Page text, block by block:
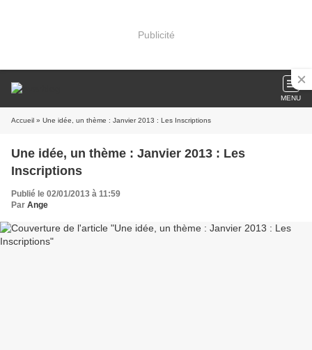
Publicité
MENU
Accueil » Une idée, un thème : Janvier 2013 : Les Inscriptions
Une idée, un thème : Janvier 2013 : Les
Inscriptions
Publié le 02/01/2013 à 11:59
Par Ange